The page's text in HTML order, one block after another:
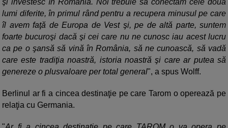
şi investesc în România. Noi trebuie să conectăm cele două
lumi diferite, în primul rând pentru a recupera minusul pe care
îl avem faţă de Europa de Vest şi, pe de altă parte, suntem
foarte bucuroşi dacă şi cei care nu ne cunosc iau acest lucru
ca pe o şansă să vină în România, să ne cunoască, să vadă
care este tradiţia noastră, istoria noastră şi care ar putea să
genereze o plusvaloare per total general", a spus Wolff.
Berlinul ar fi a cincea destinaţie pe care Tarom o operează pe
relaţia cu Germania.